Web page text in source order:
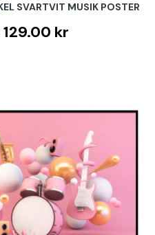
SVARTVIT MUSIK POSTER
129.00 kr